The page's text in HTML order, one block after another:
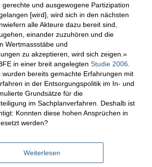
und ausgewogene Partizipation
[wird], wird sich in den nächsten
alle Akteure dazu bereit sind,
einander zuzuhören und die
Wertmassstäbe und
zu akzeptieren, wird sich zeigen.»
in einer breit angelegten Studie 2006.
wurden bereits gemachte Erfahrungen mit
in der Entsorgungspolitik im In- und
Grundsätze für die
im Sachplanverfahren. Deshalb ist
Konnten diese hohen Ansprüchen in
werden?
Weiterlesen